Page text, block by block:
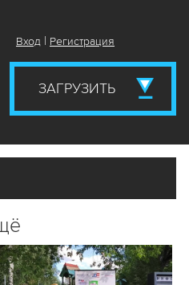
Вход | Регистрация
ЗАГРУЗИТЬ